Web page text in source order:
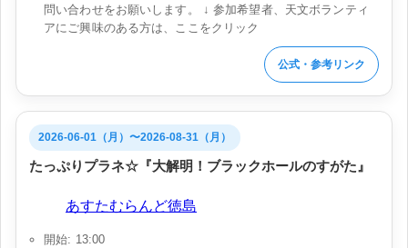
問い合わせをお願いします。 ↓ 参加希望者、天文ボランティ
アにご興味のある方は、ここをクリック
公式・参考リンク
2026-06-01（月）〜2026-08-31（月）
たっぷりプラネ☆『大解明！ブラックホールのすがた』
あすたむらんど徳島
開始: 13:00